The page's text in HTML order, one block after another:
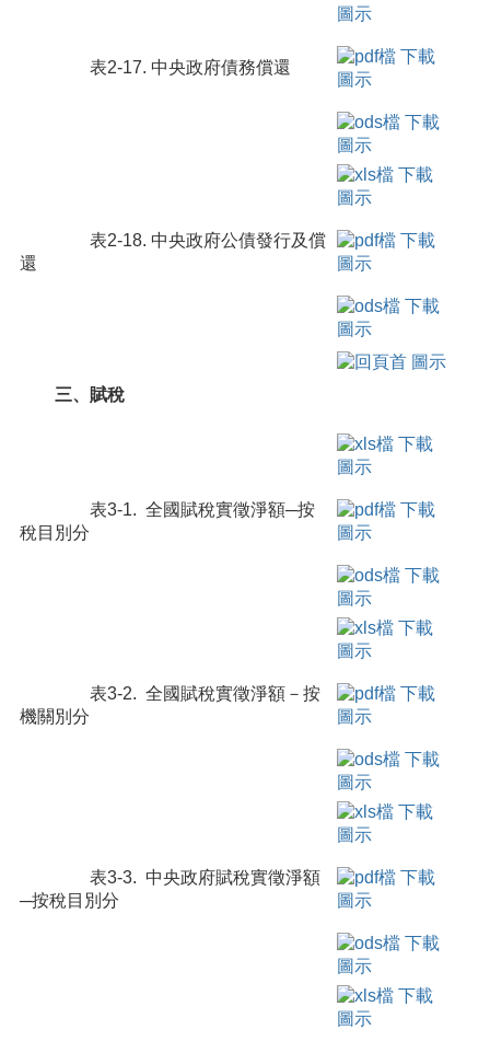
表2-17. 中央政府債務償還
表2-18. 中央政府公債發行及償
還
三、賦稅
表3-1. 全國賦稅實徵淨額─按
稅目別分
表3-2. 全國賦稅實徵淨額－按
機關別分
表3-3. 中央政府賦稅實徵淨額
─按稅目別分